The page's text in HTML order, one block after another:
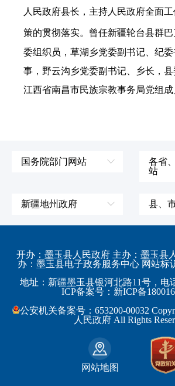
人民政府县长，主持人民政府全面
策的贯彻落实。 曾任新疆轮台县群
委组织员，草湖乡党委副书记、纪
事，野云沟乡党委副书记、乡长，县
江西省南昌市民族宗教事务局党组成
国务院部门网站
国防部
教育部
工业和信息化部
监察部
民政部
各省
站
新疆地州政府
伊犁哈萨克自治州
阿勒泰地区
博尔塔拉蒙古自治州
吐鲁番地区
巴音郭楞蒙古自治州
县、
开办：墨玉县人民政府 主办：墨玉县
办：墨玉县电子政务服务中心 网站标
地址：新疆墨玉县银河北路11号，电
ICP备案号：新ICP备
公安机关备案号：653200-00032
人民政府 All Rights
网站地图